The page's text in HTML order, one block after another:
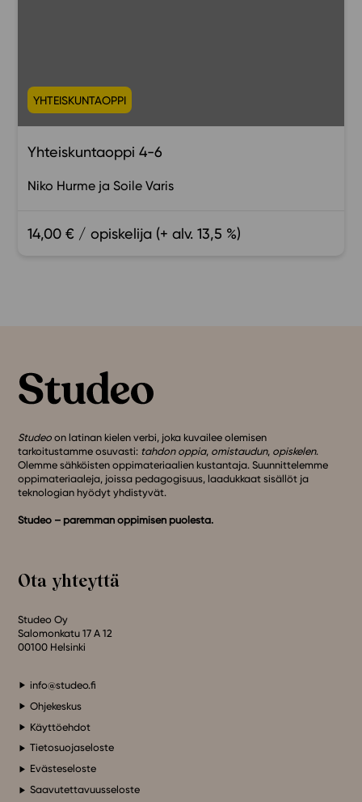
YHTEISKUNTAOPPI
Yhteiskuntaoppi 4-6
Niko Hurme Soile Varis
14,00 € / opiskelija (+ alv. 13,5 %)
Studeo on latinan kielen verbi, joka kuvailee olemisen
tarkoitustamme osuvasti: tahdon oppia, omistaudun, opiskelen.
Olemme sähköisten oppimateriaalien kustantaja. Suunnittelemme
oppimateriaaleja, joissa pedagogisuus, laadukkaat sisällöt ja
teknologian hyödyt yhdistyvät.
Studeo – paremman oppimisen puolesta.
Ota yhteyttä
Studeo Oy
Salomonkatu 17 A 12
00100 Helsinki
info@studeo.fi
Ohjekeskus
Käyttöehdot
Tietosuojaseloste
Evästeseloste
Saavutettavuusseloste